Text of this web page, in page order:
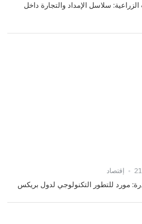
سلاسل الإمداد والتجارة داخل
إقتصاد
مورد للتطور التكنولوجي لدول بريكس